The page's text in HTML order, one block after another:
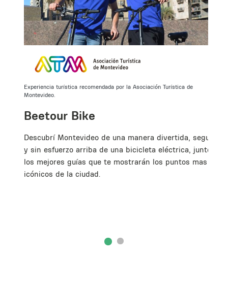
Experiencia turística recomendada por la Asociación Turística de
Montevideo.
Beetour Bike
Descubrí Montevideo de una manera divertida, segura
y sin esfuerzo arriba de una bicicleta eléctrica, junto a
los mejores guías que te mostrarán los puntos mas
icónicos de la ciudad.